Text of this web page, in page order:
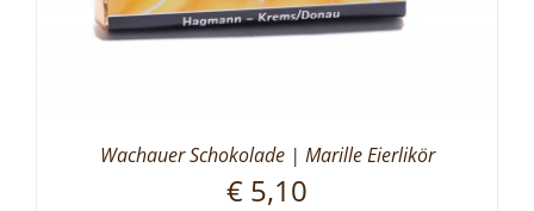
Wachauer Schokolade | Marille Eierlikör
€ 5,10